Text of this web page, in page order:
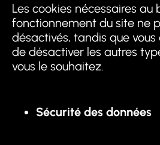
Les cookies nécessaires au
fonctionnement du site ne
désactivés, tandis que
de désactiver les autres
vous le souhaitez.
Sécurité des données